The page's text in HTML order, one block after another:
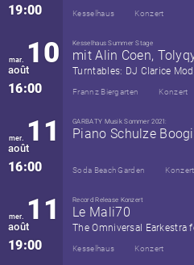
19:00 Kesselhaus Konzert
mar. 10
août
16:00
Kesselhaus Summer Stage
Frannz Biergarten Konzert
mer. 11
août
16:00
GARBATY Musik Sommer 2021:
Piano Schulze
Soda Beach Garden Konzert
mer. 11
août
19:00
Record Release Konzert
Le Mali70
Kesselhaus Konzert